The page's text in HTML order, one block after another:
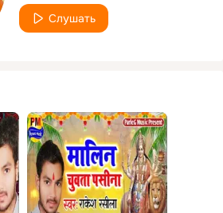
Слушать